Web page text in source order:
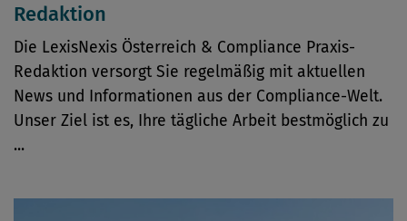
Redaktion
Die LexisNexis Österreich & Compliance Praxis-
Redaktion versorgt Sie regelmäßig mit aktuellen
News und Informationen aus der Compliance-Welt.
Unser Ziel ist es, Ihre tägliche Arbeit bestmöglich zu
...